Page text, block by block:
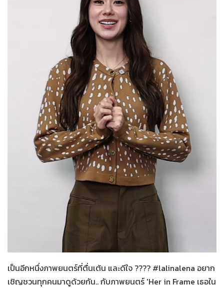
06-08-2569
Her in Frame เธอในภาพนั้น
เป็นอีกหนึ่งภาพยนตร์ที่ตื่นเต้น และดีใจ ???? #lalinalena อยาก
เชิญชวนทุกคนมาดูด้วยกัน.. กับภาพยนตร์ 'Her in Frame เธอใน